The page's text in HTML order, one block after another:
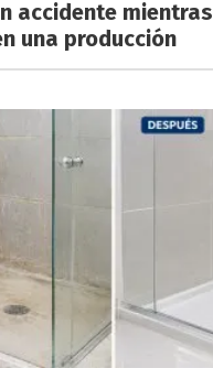
accidente mientras
una producción